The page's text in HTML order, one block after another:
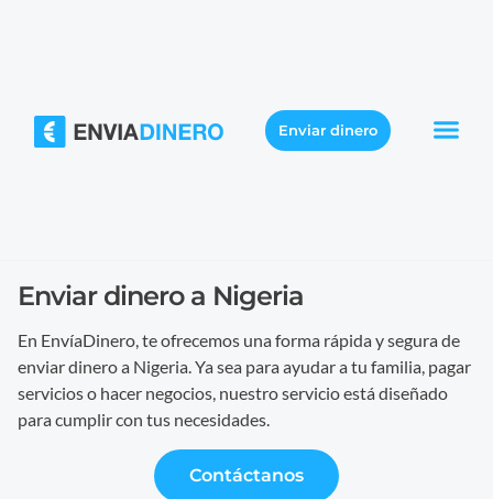
Enviar dinero
Enviar dinero a Nigeria
En EnvíaDinero, te ofrecemos una forma rápida y segura de
enviar dinero a Nigeria. Ya sea para ayudar a tu familia, pagar
servicios o hacer negocios, nuestro servicio está diseñado
para cumplir con tus necesidades.
Contáctanos